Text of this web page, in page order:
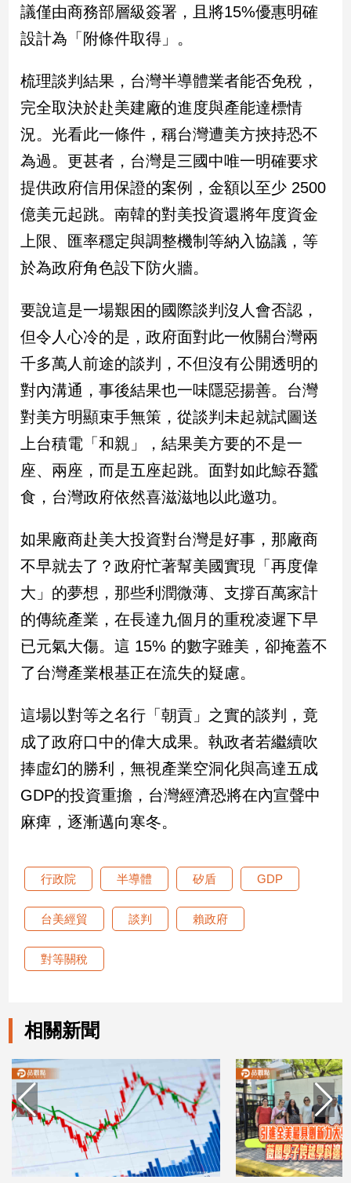
娛
樂
星
聞
流
行/
尚
追
星
生
活
建
築/
內
設
旅
遊/
座/
命
理
消
費
健
康/
子/
感
情
藝
術
文
電
影
推
科
運
動
寵
物
Pet
音
議僅由商務部層級簽署，且將15%優惠明確
設計為「附條件取得」。
梳理談判結果，台灣半導體業者能否免稅，
完全取決於赴美建廠的進度與產能達標情
況。光看此一條件，稱台灣遭美方挾持恐不
為過。更甚者，台灣是三國中唯一明確要求
提供政府信用保證的案例，金額以至少 2500
億美元起跳。南韓的對美投資還將年度資金
上限、匯率穩定與調整機制等納入協議，等
於為政府角色設下防火牆。
要說這是一場艱困的國際談判沒人會否認，
但令人心冷的是，政府面對此一攸關台灣兩
千多萬人前途的談判，不但沒有公開透明的
對內溝通，事後結果也一味隱惡揚善。台灣
對美方明顯束手無策，從談判未起就試圖送
上台積電「和親」，結果美方要的不是一
座、兩座，而是五座起跳。面對如此鯨吞蠶
食，台灣政府依然喜滋滋地以此邀功。
如果廠商赴美大投資對台灣是好事，那廠商
不早就去了？政府忙著幫美國實現「再度偉
大」的夢想，那些利潤微薄、支撐百萬家計
的傳統產業，在長達九個月的重稅凌遲下早
已元氣大傷。這 15% 的數字雖美，卻掩蓋不
了台灣產業根基正在流失的疑慮。
這場以對等之名行「朝貢」之實的談判，竟
成了政府口中的偉大成果。執政者若繼續吹
捧虛幻的勝利，無視產業空洞化與高達五成
GDP的投資重擔，台灣經濟恐將在內宣聲中
麻痺，逐漸邁向寒冬。
行政院 半導體 矽盾 GDP
台美經貿 談判 賴政府
對等關稅
相關新聞